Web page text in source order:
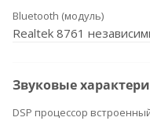
Bluetooth (модуль)
Realtek 8761
Звуковые
DSP процессор